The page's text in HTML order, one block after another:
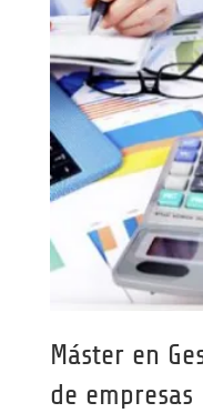
Máster en
de empresas